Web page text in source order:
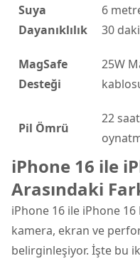
Suya
Dayanıklılık
6
30
MagSafe
Desteği
25W
Pil Ömrü
22
iPhone 16 ile
Arasındaki
iPhone 16 ile iPhone
kamera, ekran ve
belirginleşiyor. İşte bu